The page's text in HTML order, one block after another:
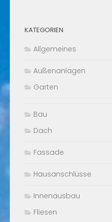
KATEGORIEN
Allgemeines
Außenanlagen
Garten
Bau
Dach
Fassade
Hausanschlüsse
Innenausbau
Fliesen